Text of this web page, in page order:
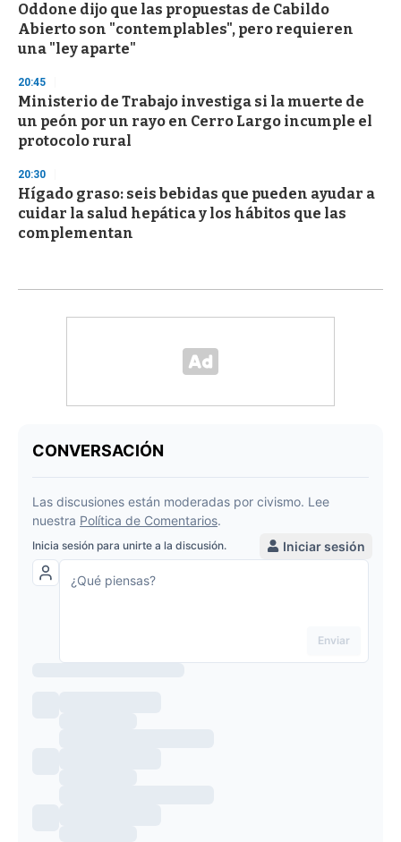
Oddone dijo que las propuestas de Cabildo
Abierto son "contemplables", pero requieren
una "ley aparte"
20:45
Ministerio de Trabajo investiga si la muerte de
un peón por un rayo en Cerro Largo incumple el
protocolo rural
20:30
Hígado graso: seis bebidas que pueden ayudar a
cuidar la salud hepática y los hábitos que las
complementan